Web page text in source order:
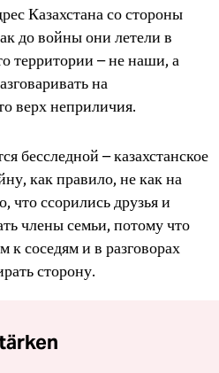
Казахстана со стороны
до войны они летели в
территории – не наши, а
на
верх неприличия.
бесследной – казахстанское
как правило, не как на
что ссорились друзья и
члены семьи, потому что
к соседям и в разговорах
сторону.